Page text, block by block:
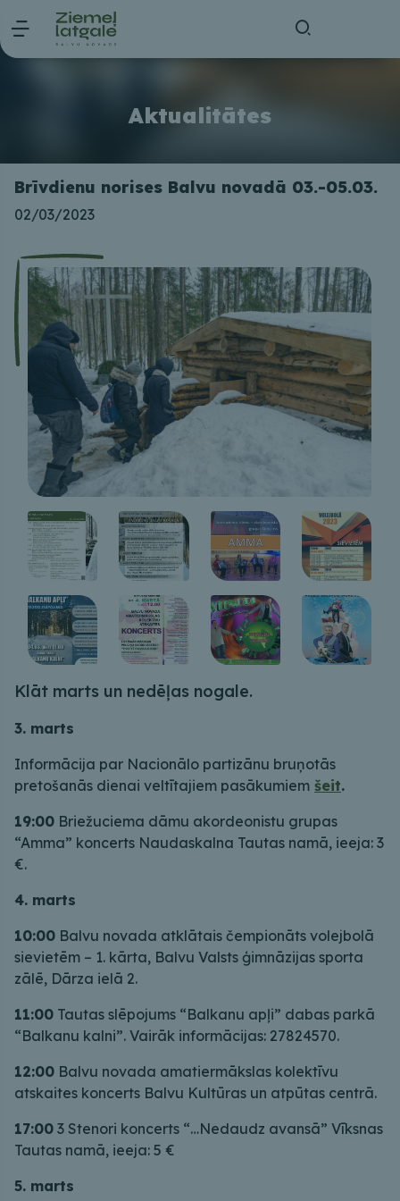
Aktualitātes
Brīvdienu norises Balvu novadā 03.-05.03.
02/03/2023
Klāt marts un nedēļas nogale.
3. marts
Informācija par Nacionālo partizānu bruņotās
pretošanās dienai veltītajiem pasākumiem šeit.
19:00 Briežuciema dāmu akordeonistu grupas
“Amma” koncerts Naudaskalna Tautas namā, ieeja: 3
€.
4. marts
10:00 Balvu novada atklātais čempionāts volejbolā
sievietēm – 1. kārta, Balvu Valsts ģimnāzijas sporta
zālē, Dārza ielā 2.
11:00 Tautas slēpojums “Balkanu apļi” dabas parkā
“Balkanu kalni”. Vairāk informācijas: 27824570.
12:00 Balvu novada amatiermākslas kolektīvu
atskaites koncerts Balvu Kultūras un atpūtas centrā.
17:00 3 Stenori koncerts “…Nedaudz avansā” Vīksnas
Tautas namā, ieeja: 5 €
5. marts